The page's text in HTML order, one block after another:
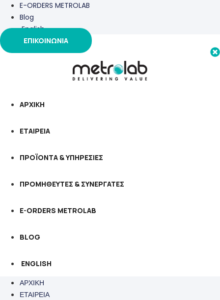
E-ORDERS METROLAB
Blog
English
ΕΠΙΚΟΙΝΩΝΙΑ
ΑΡΧΙΚΗ
ΕΤΑΙΡΕΙΑ
ΠΡΟΪΟΝΤΑ & ΥΠΗΡΕΣΙΕΣ
ΠΡΟΜΗΘΕΥΤΕΣ & ΣΥΝΕΡΓΑΤΕΣ
E-ORDERS METROLAB
BLOG
ENGLISH
ΑΡΧΙΚΗ
ΕΤΑΙΡΕΙΑ